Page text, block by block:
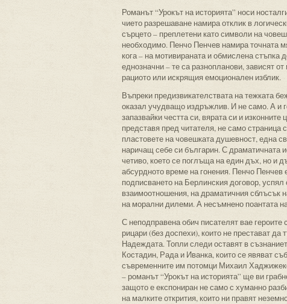
Романът “Урокът на историята” носи
чието разрешаване намира отклик в
сърцето – преплетени като символи на
необходимо. Пенчо Пенчев намира точната
кога – на мотивираната и обмислена
еднозначни – те са разнопланови, зависят
рациото или искрящия емоционален изблик.
Въпреки предизвикателствата на тежката
оказал учудващо издръжлив. И не само. А и
запазвайки честта си, вярата си и
представя пред читателя, не само страница
пластовете на човешката душевност, една
наричащ себе си българин. С драматичната
четиво, което се поглъща на един дъх, но и
абсурдното време на гонения. Пенчо Пенчев
подписването на Берлинския договор,
взаимоотношения, на драматичния сблъсък
на морални дилеми. А несъмнено поантата
С неподправена обич писателят вае
рицари (без доспехи), които не престават да
Надеждата. Топли следи оставят в
Костадин, Рада и Иванка, които се явяват
съвременните им потомци Михаил
– романът “Урокът на историята” ще ви
защото е експониран не само с хуманно
на малките открития, които ни правят